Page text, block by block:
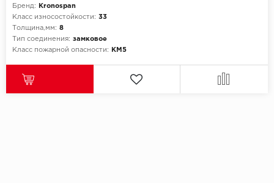
Бренд:
Kronospan
Класс износостойкости: 33
Толщина,мм: 8
Тип соединения: замковое
Класс пожарной опасности:
КМ5